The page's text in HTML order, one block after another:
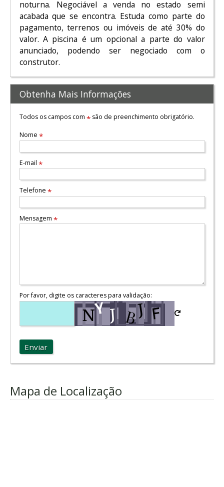
noturna. Negociável a venda no estado semi
acabada que se encontra. Estuda como parte do
pagamento, terrenos ou imóveis de até 30% do
valor. A piscina é um opcional a parte do valor
anunciado, podendo ser negociado com o
construtor.
Obtenha Mais Informações
Todos os campos com *são de preenchimento obrigatório.
Nome *
E-mail *
Telefone *
Mensagem *
Por favor, digite os caracteres para validação:
Enviar
Mapa de Localização